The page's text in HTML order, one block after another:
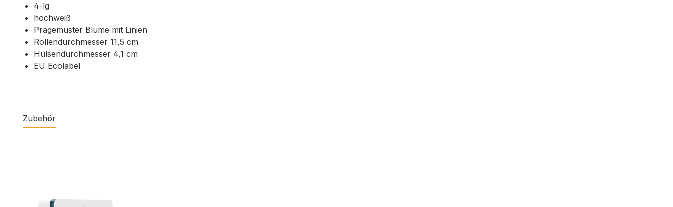
4-lg
hochweiß
Prägemuster Blume mit Linien
Rollendurchmesser 11,5 cm
Hülsendurchmesser 4,1 cm
EU Ecolabel
Zubehör